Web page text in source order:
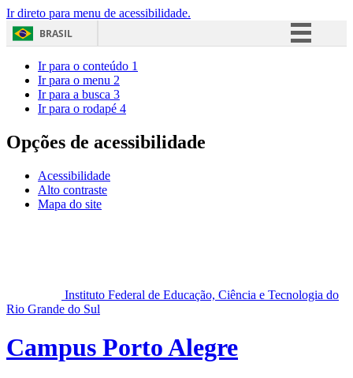
Ir direto para menu de acessibilidade.
BRASIL
Acesso à informação
Ir para o conteúdo 1
Ir para o menu 2
Ir para a busca 3
Ir para o rodapé 4
Opções de acessibilidade
Acessibilidade
Alto contraste
Mapa do site
Instituto Federal de Educação, Ciência e Tecnologia do
Rio Grande do Sul
Campus Porto Alegre